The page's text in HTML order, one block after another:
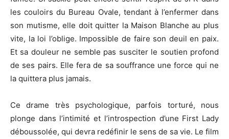
les couloirs du Bureau Ovale, tendant à l’enfermer dans
son mutisme, elle doit quitter la Maison Blanche au plus
vite, la loi l’oblige. Impossible de faire son deuil en paix.
Et sa douleur ne semble pas susciter le soutien profond
de ses pairs. Elle fera de sa souffrance une force qui ne
la quittera plus jamais.
Ce drame très psychologique, parfois torturé, nous
plonge dans l’intimité et l’introspection d’une First Lady
déboussolée, qui devra redéfinir le sens de sa vie. Le film